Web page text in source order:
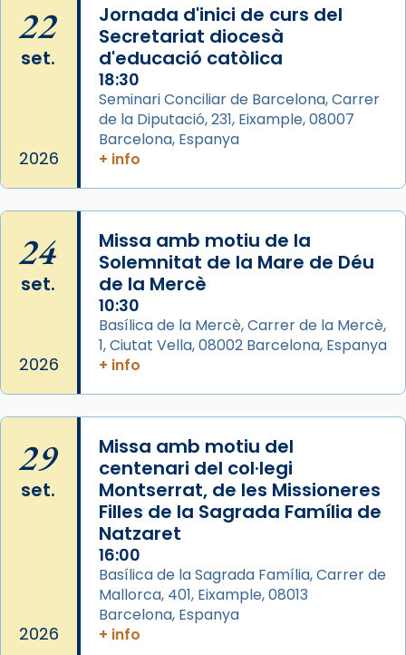
Arquebisbat de Barcelona
2 weeks ago
Memòria de les santes Juliana i
Semproniana, verges i màrtirs.
Acompanyant la història de sant Cugat, a
eterna”) són deixebles seves. I l’any 1667, el
frare Joan Gaspar Roig, afirma en una obra
que les santes són filles de l’antiga Iluro.
Mataró en reivindicarà les relíquies fins que
les aconseguirà el 1772. L’ofici que es canta
a la “Missa de les Santes” (“Missa de
pontifici, amb orquestra i cor, i té una
duració aproximada de tres hores. Després,
processó (recuperada el 1972) al voltant
del temple amb les relíquies de les santes.
Des de 1985 hi participa també un grup de
diablesses amb música i ball propis. Festa
gran a Mataró.
«Si vols saber què és calor, ves per les
Santes a Mataró»🥵.
22
set.
2026
Jornada d'inici de curs del
Secretariat diocesà
d'educació catòlica
18:30
Seminari Conciliar de Barcelona, Carrer
de la Diputació, 231, Eixample, 08007
Barcelona, Espanya
+ info
24
set.
2026
Missa amb motiu de la
Solemnitat de la Mare de Déu
de la Mercè
10:30
Basílica de la Mercè, Carrer de la Mercè,
1, Ciutat Vella, 08002 Barcelona, Espanya
+ info
29
set.
2026
Missa amb motiu del
centenari del col·legi
Montserrat, de les Missioneres
Filles de la Sagrada Família de
Natzaret
16:00
Basílica de la Sagrada Família, Carrer de
Mallorca, 401, Eixample, 08013
Barcelona, Espanya
+ info